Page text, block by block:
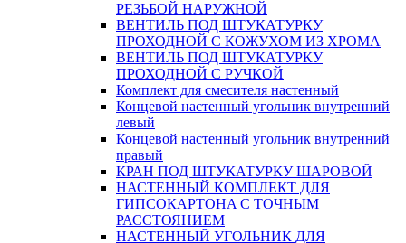
РЕЗЬБОЙ НАРУЖНОЙ
ВЕНТИЛЬ ПОД ШТУКАТУРКУ
ПРОХОДНОЙ С КОЖУХОМ ИЗ ХРОМА
ВЕНТИЛЬ ПОД ШТУКАТУРКУ
ПРОХОДНОЙ С РУЧКОЙ
Комплект для смесителя настенный
Концевой настенный угольник внутренний
левый
Концевой настенный угольник внутренний
правый
КРАН ПОД ШТУКАТУРКУ ШАРОВОЙ
НАСТЕННЫЙ КОМПЛЕКТ ДЛЯ
ГИПСОКАРТОНA С ТОЧНЫМ
РАССТОЯНИЕМ
НАСТЕННЫЙ УГОЛЬНИК ДЛЯ